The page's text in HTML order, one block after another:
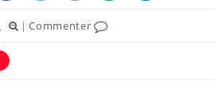
|Commenter